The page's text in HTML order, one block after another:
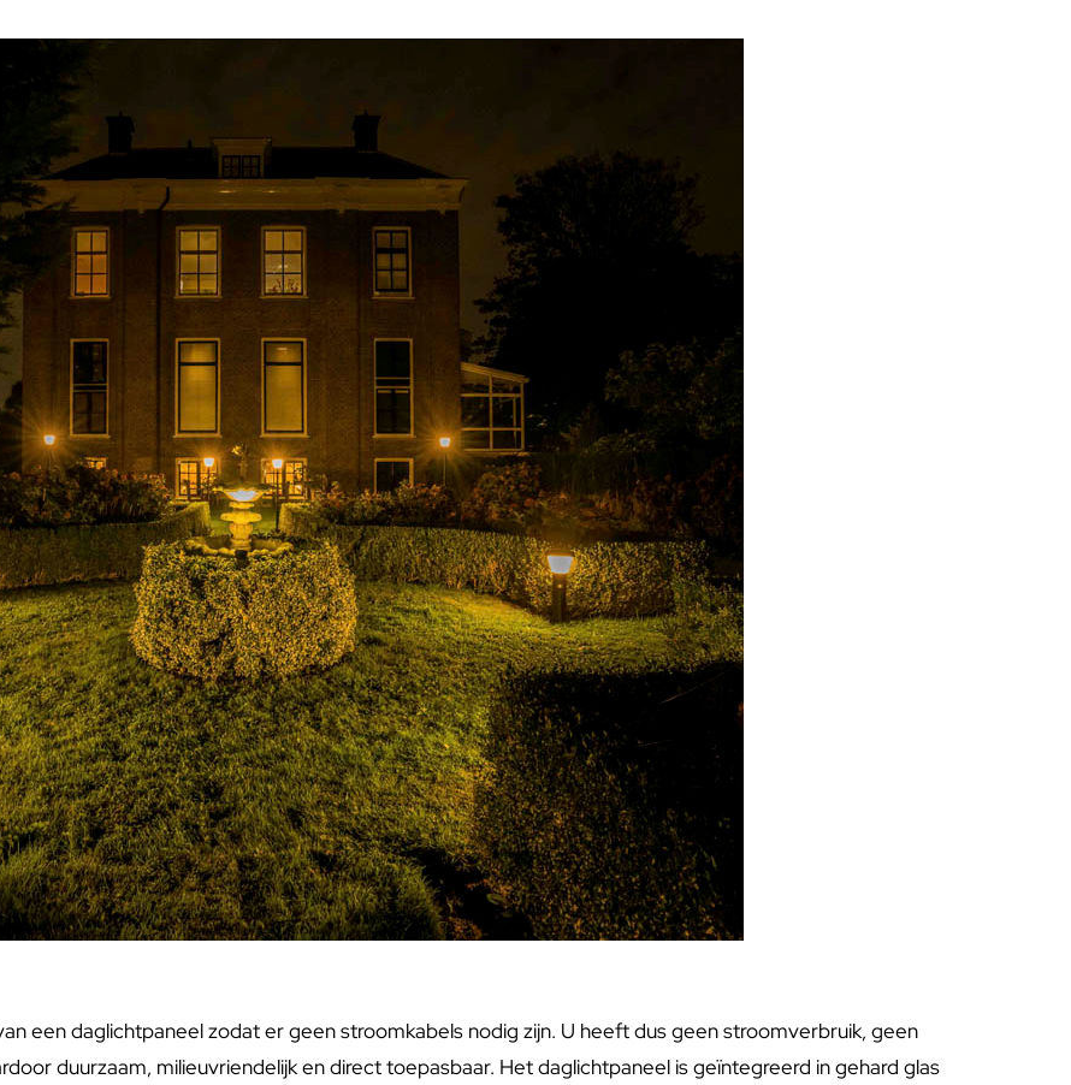
een daglichtpaneel zodat er geen stroomkabels nodig zijn. U heeft dus geen stroomverbruik, geen
duurzaam, milieuvriendelijk en direct toepasbaar. Het daglichtpaneel is geïntegreerd in gehard glas